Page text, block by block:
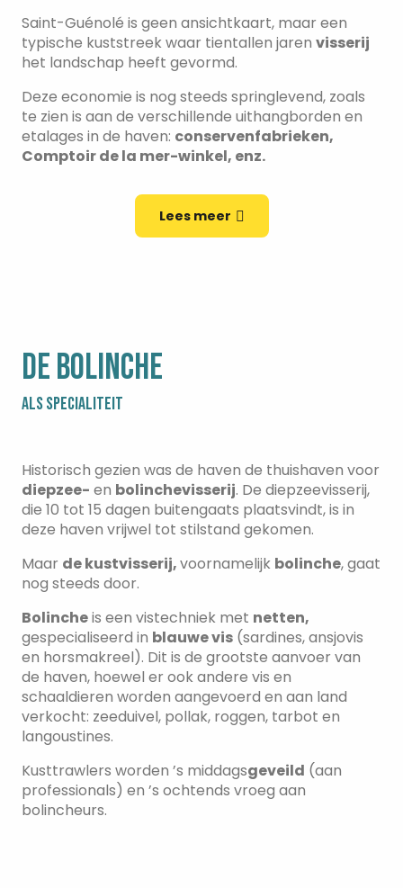
Saint-Guénolé is geen ansichtkaart, maar een
typische kuststreek waar tientallen jaren visserij
het landschap heeft gevormd.
Deze economie is nog steeds springlevend, zoals
te zien is aan de verschillende uithangborden en
etalages in de haven: conservenfabrieken,
Comptoir de la mer-winkel, enz.
Lees meer
DE BOLINCHE
ALS SPECIALITEIT
Historisch gezien was de haven de thuishaven voor
diepzee- en bolinchevisserij. De diepzeevisserij,
die 10 tot 15 dagen buitengaats plaatsvindt, is in
deze haven vrijwel tot stilstand gekomen.
Maar de kustvisserij,voornamelijk bolinche, gaat
nog steeds door.
Bolincheis een vistechniek met netten,
gespecialiseerd in blauwe vis (sardines, ansjovis
en horsmakreel). Dit is de grootste aanvoer van
de haven, hoewel er ook andere vis en
schaaldieren worden aangevoerd en aan land
verkocht: zeeduivel, pollak, roggen, tarbot en
langoustines.
Kusttrawlers worden ’s middagsgeveild (aan
professionals) en ’s ochtends vroeg aan
bolincheurs.